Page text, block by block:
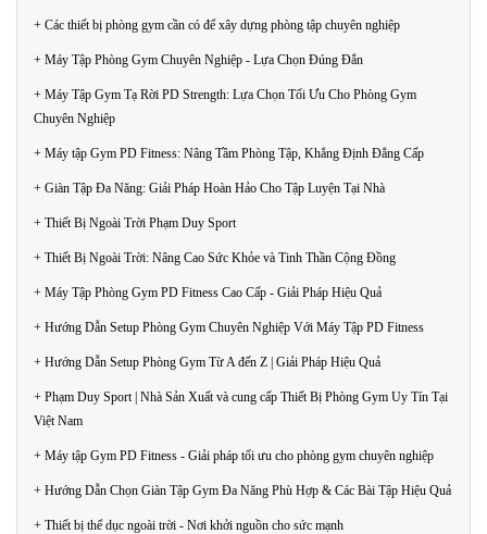
+ Các thiết bị phòng gym cần có để xây dựng phòng tập chuyên nghiệp
+ Máy Tập Phòng Gym Chuyên Nghiệp - Lựa Chọn Đúng Đắn
+ Máy Tập Gym Tạ Rời PD Strength: Lựa Chọn Tối Ưu Cho Phòng Gym
Chuyên Nghiệp
+ Máy tập Gym PD Fitness: Nâng Tầm Phòng Tập, Khẳng Định Đẳng Cấp
+ Giàn Tập Đa Năng: Giải Pháp Hoàn Hảo Cho Tập Luyện Tại Nhà
+ Thiết Bị Ngoài Trời Phạm Duy Sport
+ Thiết Bị Ngoài Trời: Nâng Cao Sức Khỏe và Tinh Thần Cộng Đồng
+ Máy Tập Phòng Gym PD Fitness Cao Cấp - Giải Pháp Hiệu Quả
+ Hướng Dẫn Setup Phòng Gym Chuyên Nghiệp Với Máy Tập PD Fitness
+ Hướng Dẫn Setup Phòng Gym Từ A đến Z | Giải Pháp Hiệu Quả
+ Phạm Duy Sport | Nhà Sản Xuất và cung cấp Thiết Bị Phòng Gym Uy Tín Tại
Việt Nam
+ Máy tập Gym PD Fitness - Giải pháp tối ưu cho phòng gym chuyên nghiệp
+ Hướng Dẫn Chọn Giàn Tập Gym Đa Năng Phù Hợp & Các Bài Tập Hiệu Quả
+ Thiết bị thể dục ngoài trời - Nơi khởi nguồn cho sức mạnh